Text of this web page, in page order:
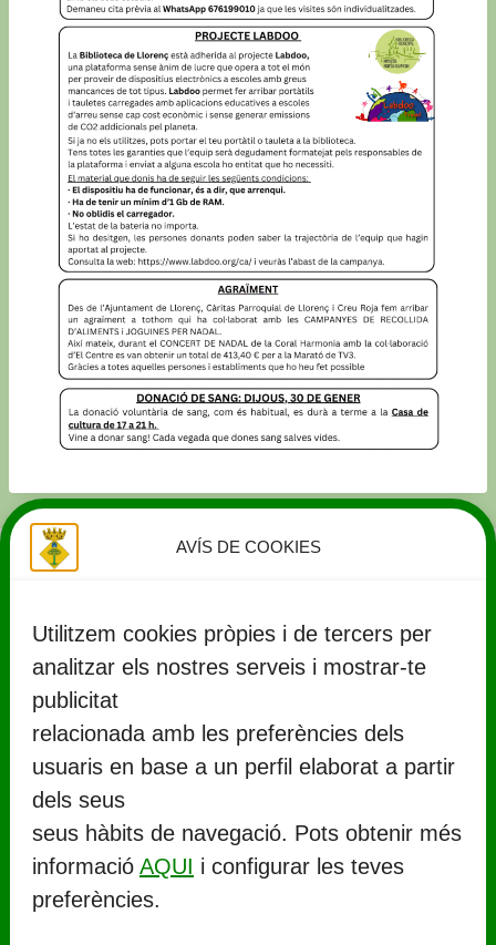
AVÍS DE COOKIES
Utilitzem cookies pròpies i de tercers per
analitzar els nostres serveis i mostrar-te
publicitat
relacionada amb les preferències dels
usuaris en base a un perfil elaborat a partir
dels seus
seus hàbits de navegació. Pots obtenir més
informació AQUI i configurar les teves
preferències.
Ajuntament de Llorenç del Penedès
Rambla Marinada, 27 (